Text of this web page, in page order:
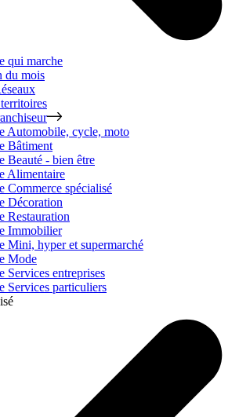
qui marche
du mois
Automobile, cycle, moto
Bâtiment
Beauté - bien être
Alimentaire
Commerce spécialisé
Décoration
Restauration
Immobilier
Mini, hyper et supermarché
Mode
Services entreprises
Services particuliers